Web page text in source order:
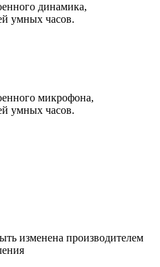
динамика,
умных часов.
микрофона,
умных часов.
изменена производителем